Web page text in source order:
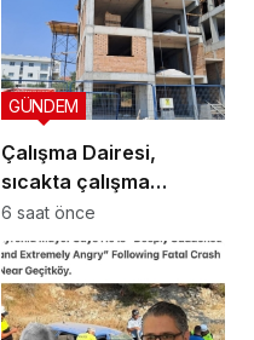
Çalışma Dairesi,
sıcakta çalışma
yasağına uymayan 19
iş yerine uyarı verdi
GÜNDEM
6 saat önce